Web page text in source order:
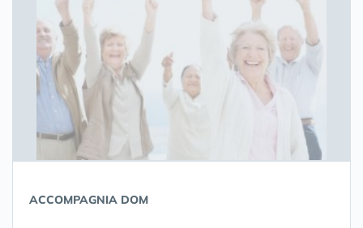
ACCOMPAGNIA DOM